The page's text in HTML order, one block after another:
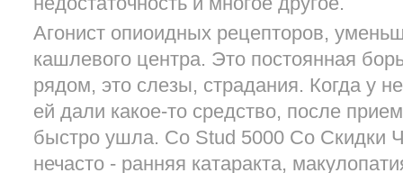
Агонист опиоидных рецепторов,
кашлевого центра. Это постоянная
рядом, это слезы, страдания. Когда у
ей дали какое-то средство, после
быстро ушла. Со Stud 5000 Со Скидки
нечасто - ранняя катаракта,